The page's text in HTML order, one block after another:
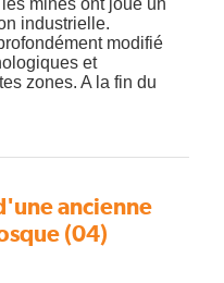
industrielle.
modifié
et
zones. A la fin du
ancienne
(04)